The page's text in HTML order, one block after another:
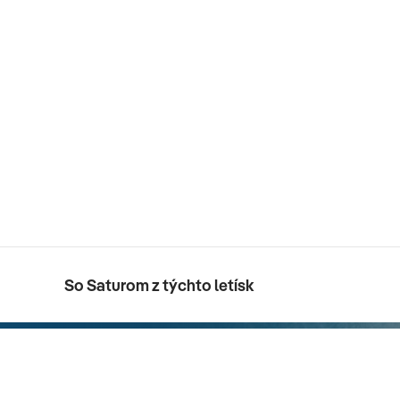
So Saturom z týchto letísk